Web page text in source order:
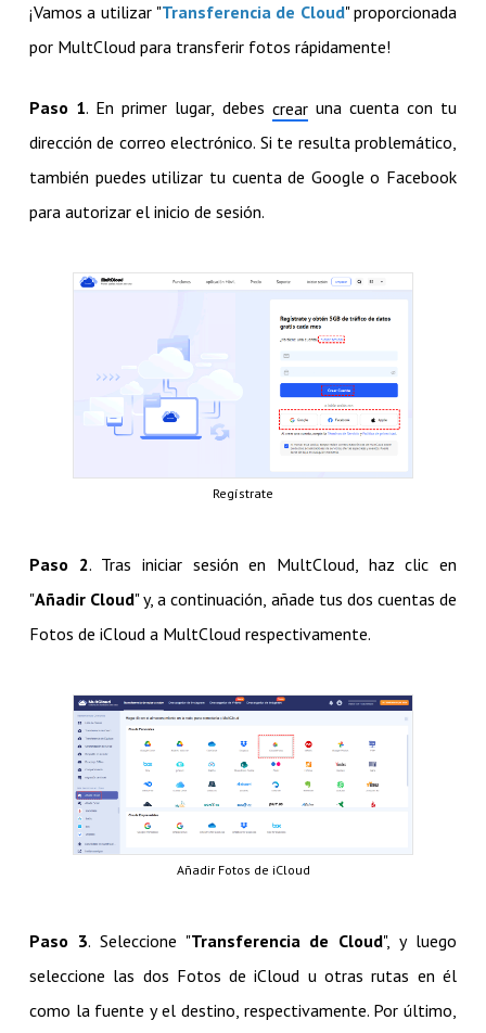
¡Vamos a utilizar "Transferencia de Cloud" proporcionada
por MultCloud para transferir fotos rápidamente!
Paso 1. En primer lugar, debes crearuna cuenta con tu
dirección de correo electrónico. Si te resulta problemático,
también puedes utilizar tu cuenta de Google o Facebook
para autorizar el inicio de sesión.
Regístrate
Paso 2. Tras iniciar sesión en MultCloud, haz clic en
"Añadir Cloud" y, a continuación, añade tus dos cuentas de
Fotos de iCloud a MultCloud respectivamente.
Añadir Fotos de iCloud
Paso 3. Seleccione "Transferencia de Cloud", y luego
seleccione las dos Fotos de iCloud u otras rutas en él
como la fuente y el destino, respectivamente. Por último,